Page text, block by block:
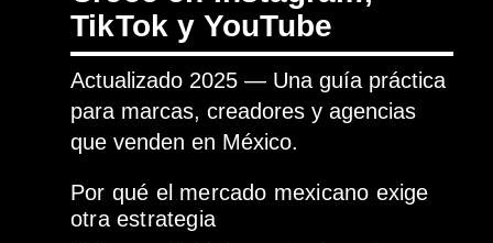
TikTok y YouTube
Actualizado 2025 — Una guía práctica
para marcas, creadores y agencias
que venden en México.
Por qué el mercado mexicano exige
otra estrategia